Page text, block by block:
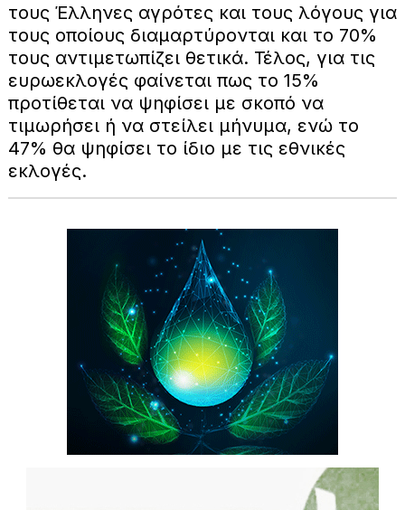
τους Έλληνες αγρότες και τους λόγους για
τους οποίους διαμαρτύρονται και το 70%
τους αντιμετωπίζει θετικά. Τέλος, για τις
ευρωεκλογές φαίνεται πως το 15%
προτίθεται να ψηφίσει με σκοπό να
τιμωρήσει ή να στείλει μήνυμα, ενώ το
47% θα ψηφίσει το ίδιο με τις εθνικές
εκλογές.